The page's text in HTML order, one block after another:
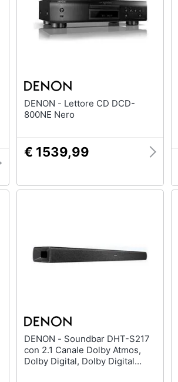
DENON - Lettore CD DCD-
800NE Nero
€ 1539,99
DENON - Soundbar DHT-S217
con 2.1 Canale Dolby Atmos,
Dolby Digital, Dolby Digital